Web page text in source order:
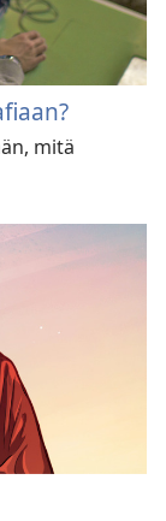
mitä